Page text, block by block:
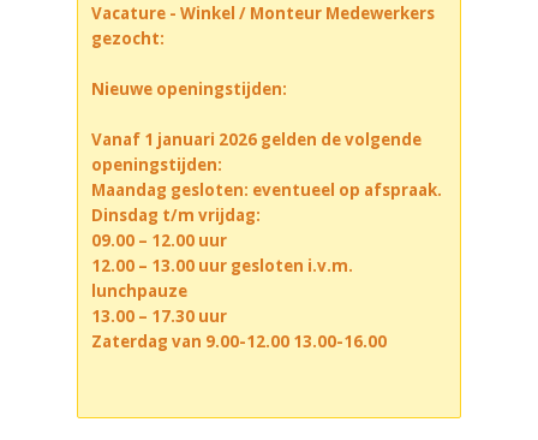
Vacature - Winkel / Monteur Medewerkers
gezocht:
Nieuwe openingstijden:
Vanaf 1 januari 2026 gelden de volgende
openingstijden:
Maandag gesloten: eventueel op afspraak.
Dinsdag t/m vrijdag:
09.00 – 12.00 uur
12.00 – 13.00 uur gesloten i.v.m.
lunchpauze
13.00 – 17.30 uur
Zaterdag van 9.00-12.00 13.00-16.00